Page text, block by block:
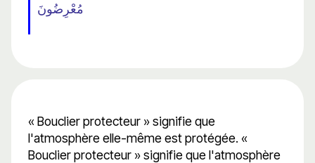
مُعْرِضُونَ
« Bouclier protecteur » signifie que
l'atmosphère elle-même est protégée. «
Bouclier protecteur » signifie que l'atmosphère